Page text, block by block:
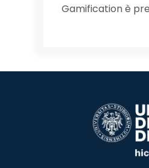
Gamification è